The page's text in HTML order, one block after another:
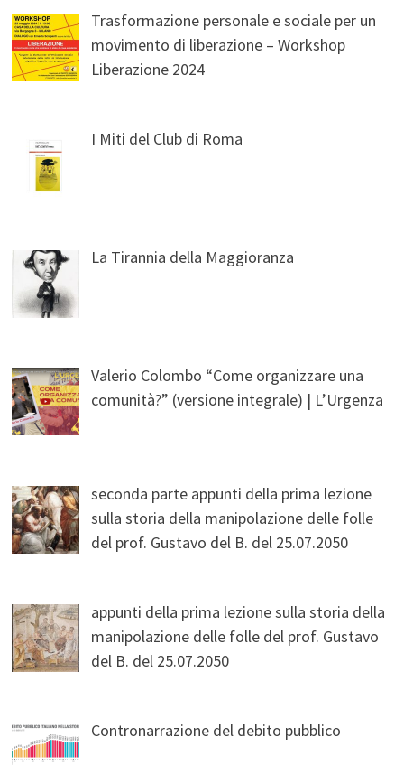
Trasformazione personale e sociale per un
movimento di liberazione – Workshop
Liberazione 2024
I Miti del Club di Roma
La Tirannia della Maggioranza
Valerio Colombo “Come organizzare una
comunità?” (versione integrale) | L’Urgenza
seconda parte appunti della prima lezione
sulla storia della manipolazione delle folle
del prof. Gustavo del B. del 25.07.2050
appunti della prima lezione sulla storia della
manipolazione delle folle del prof. Gustavo
del B. del 25.07.2050
Contronarrazione del debito pubblico